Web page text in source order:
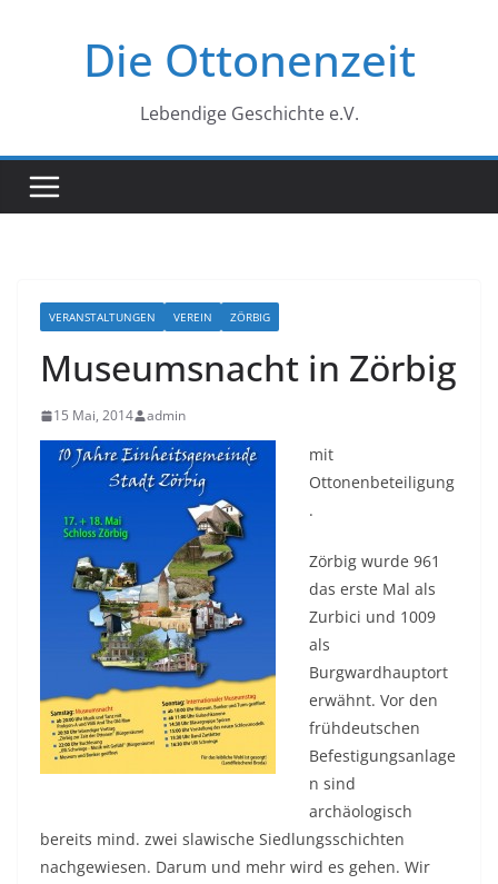
Die Ottonenzeit
Lebendige Geschichte e.V.
VERANSTALTUNGEN VEREIN ZÖRBIG
Museumsnacht in Zörbig
15 Mai, 2014 admin
mit
Ottonenbeteiligung
.
Zörbig wurde 961
das erste Mal als
Zurbici und 1009
als
Burgwardhauptort
erwähnt. Vor den
frühdeutschen
Befestigungsanlage
n sind
archäologisch
bereits mind. zwei slawische Siedlungsschichten
nachgewiesen. Darum und mehr wird es gehen. Wir